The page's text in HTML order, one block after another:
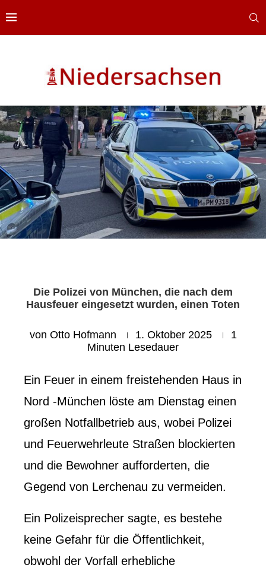
Die Polizei von München, die nach dem
Hausfeuer eingesetzt wurden, einen Toten
von Otto Hofmann 1. Oktober 2025
1
Minuten Lesedauer
Ein Feuer in einem freistehenden Haus in
Nord -München löste am Dienstag einen
großen Notfallbetrieb aus, wobei Polizei
und Feuerwehrleute Straßen blockierten
und die Bewohner aufforderten, die
Gegend von Lerchenau zu vermeiden.
Ein Polizeisprecher sagte, es bestehe
keine Gefahr für die Öffentlichkeit,
obwohl der Vorfall erhebliche